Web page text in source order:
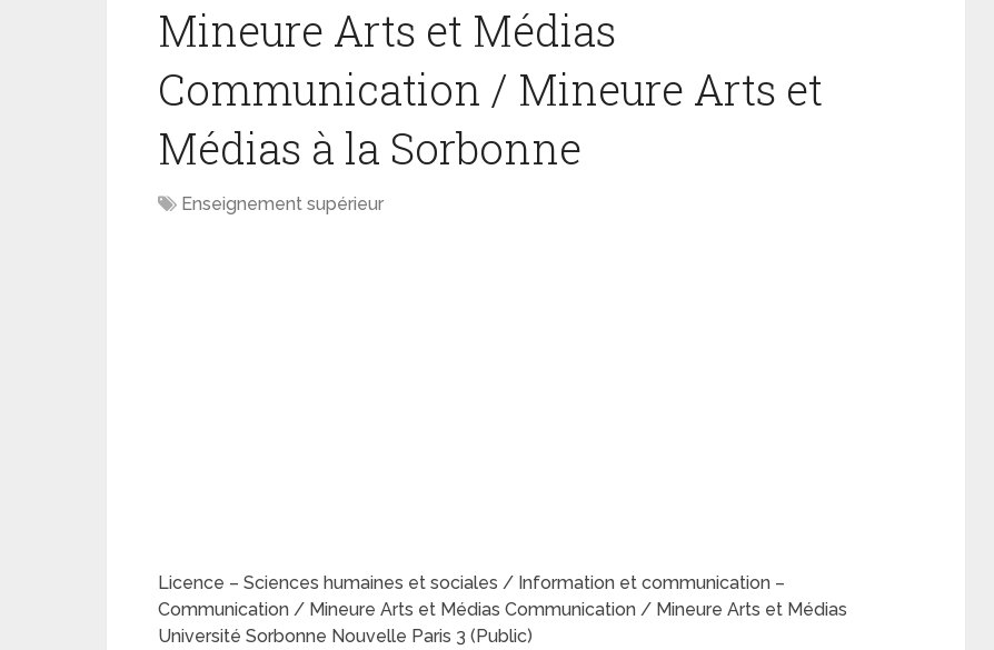
Mineure Arts et Médias
Communication / Mineure Arts et
Médias à la Sorbonne
Enseignement supérieur
Licence – Sciences humaines et sociales / Information et communication –
Communication / Mineure Arts et Médias Communication / Mineure Arts et Médias
Université Sorbonne Nouvelle Paris 3 (Public)